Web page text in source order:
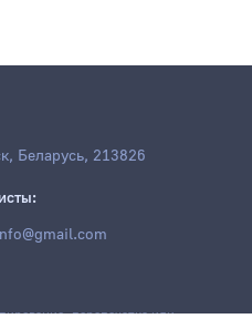
Беларусь, 213826
перепечатка или